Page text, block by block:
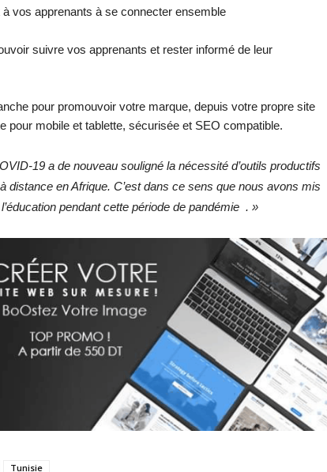
vos apprenants à se connecter ensemble
suivre vos apprenants et rester informé de leur
pour promouvoir votre marque, depuis votre propre site
pour mobile et tablette, sécurisée et SEO compatible.
19 a de nouveau souligné la nécessité d’outils productifs
distance en Afrique. C’est dans ce sens que nous avons mis
pendant cette période de pandémie . »
Tunisie